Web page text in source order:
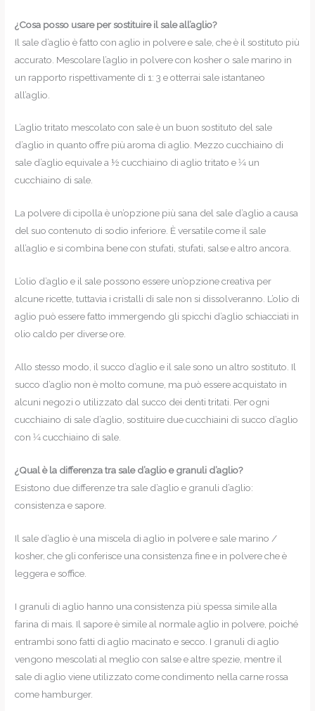
¿Cosa posso usare per sostituire il sale all’aglio?
Il sale d’aglio è fatto con aglio in polvere e sale, che è il sostituto più
accurato. Mescolare l’aglio in polvere con kosher o sale marino in
un rapporto rispettivamente di 1: 3 e otterrai sale istantaneo
all’aglio.
L’aglio tritato mescolato con sale è un buon sostituto del sale
d’aglio in quanto offre più aroma di aglio. Mezzo cucchiaino di
sale d’aglio equivale a ½ cucchiaino di aglio tritato e 1⁄4 un
cucchiaino di sale.
La polvere di cipolla è un’opzione più sana del sale d’aglio a causa
del suo contenuto di sodio inferiore. È versatile come il sale
all’aglio e si combina bene con stufati, stufati, salse e altro ancora.
L’olio d’aglio e il sale possono essere un’opzione creativa per
alcune ricette, tuttavia i cristalli di sale non si dissolveranno. L’olio di
aglio può essere fatto immergendo gli spicchi d’aglio schiacciati in
olio caldo per diverse ore.
Allo stesso modo, il succo d’aglio e il sale sono un altro sostituto. Il
succo d’aglio non è molto comune, ma può essere acquistato in
alcuni negozi o utilizzato dal succo dei denti tritati. Per ogni
cucchiaino di sale d’aglio, sostituire due cucchiaini di succo d’aglio
con 1⁄4 cucchiaino di sale.
¿Qual è la differenza tra sale d’aglio e granuli d’aglio?
Esistono due differenze tra sale d’aglio e granuli d’aglio:
consistenza e sapore.
Il sale d’aglio è una miscela di aglio in polvere e sale marino /
kosher, che gli conferisce una consistenza fine e in polvere che è
leggera e soffice.
I granuli di aglio hanno una consistenza più spessa simile alla
farina di mais. Il sapore è simile al normale aglio in polvere, poiché
entrambi sono fatti di aglio macinato e secco. I granuli di aglio
vengono mescolati al meglio con salse e altre spezie, mentre il
sale di aglio viene utilizzato come condimento nella carne rossa
come hamburger.